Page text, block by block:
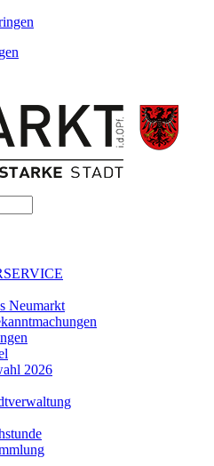
Neumarkt
2026